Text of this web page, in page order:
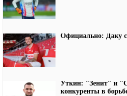
Официально: Даку
Уткин: "Зенит" и
конкуренты в